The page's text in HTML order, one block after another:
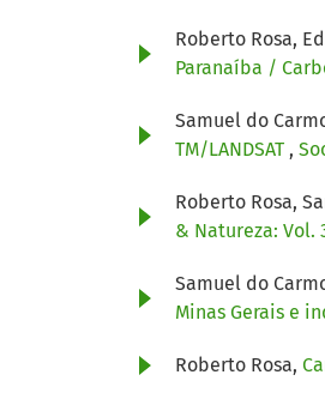
Roberto Rosa,
Paranaíba /
Samuel do
TM/LANDSAT ,
Roberto Rosa,
& Natureza: Vol.
Samuel do
Minas Gerais e
Roberto Rosa,